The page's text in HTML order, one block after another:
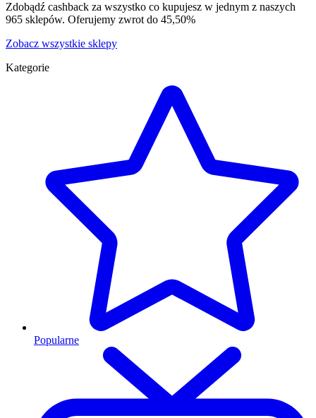
Zdobądź cashback za wszystko co kupujesz w jednym z naszych
965 sklepów. Oferujemy zwrot do 45,50%
Zobacz wszystkie sklepy
Kategorie
Popularne